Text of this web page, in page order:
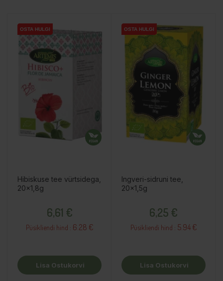
OSTA HULGI
OSTA HULGI
OSTA HULGI
Hibiskuse tee vürtsidega,
20x1,8g
6,61 €
Püsikliendi hind : 6.28 €
Lisa Ostukorvi
OSTA HULGI
OSTA HULGI
OSTA HULGI
Ingveri-sidruni tee,
20x1,5g
6,25 €
Püsikliendi hind : 5.94 €
Lisa Ostukorvi